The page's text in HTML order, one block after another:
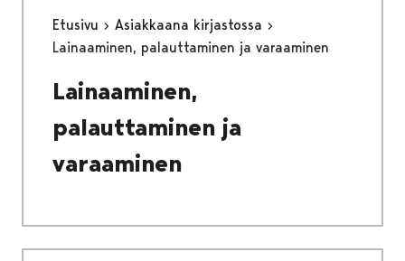
Etusivu
Asiakkaana kirjastossa
Lainaaminen, palauttaminen ja varaaminen
Lainaaminen,
palauttaminen ja
varaaminen